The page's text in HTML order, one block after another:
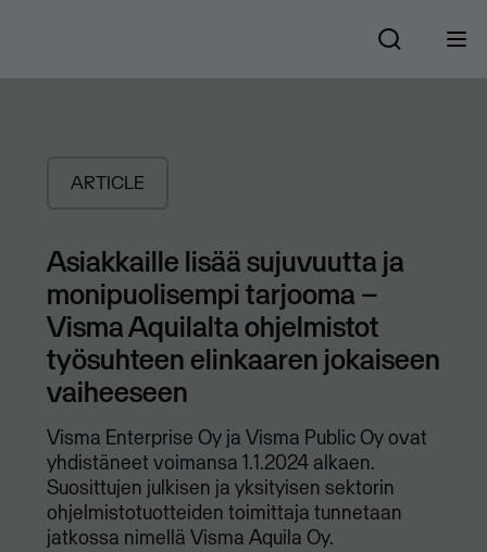
ARTICLE
Asiakkaille lisää sujuvuutta ja
monipuolisempi tarjooma –
Visma Aquilalta ohjelmistot
työsuhteen elinkaaren jokaiseen
vaiheeseen
Visma Enterprise Oy ja Visma Public Oy ovat
yhdistäneet voimansa 1.1.2024 alkaen.
Suosittujen julkisen ja yksityisen sektorin
ohjelmistotuotteiden toimittaja tunnetaan
jatkossa nimellä Visma Aquila Oy.